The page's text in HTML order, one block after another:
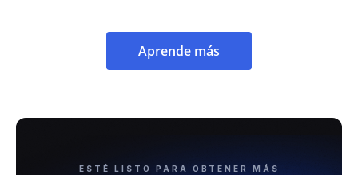
Aprende más
ESTÉ LISTO PARA OBTENER MÁS